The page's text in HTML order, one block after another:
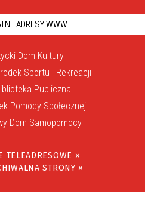
ADRESY WWW
Dom Kultury
Sportu i Rekreacji
Publiczna
Pomocy Społecznej
Dom Samopomocy
TELEADRESOWE »
STRONY »